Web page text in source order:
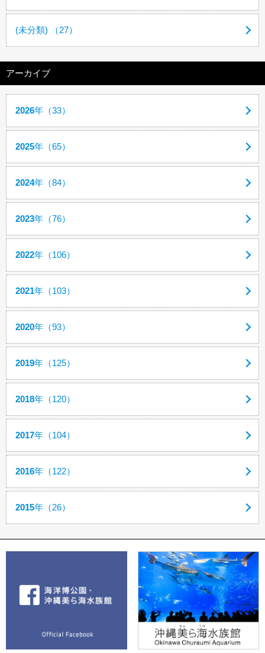
(未分類) （27）
アーカイブ
2026年（33）
2025年（65）
2024年（84）
2023年（76）
2022年（106）
2021年（103）
2020年（93）
2019年（125）
2018年（120）
2017年（104）
2016年（122）
2015年（26）